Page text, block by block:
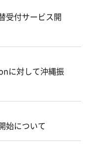
受付サービス開
に対して沖縄振
始について